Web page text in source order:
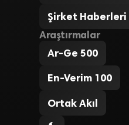
Şirket Haberleri
Araştırmalar
Ar-Ge 500
En-Verim 100
Ortak Akıl